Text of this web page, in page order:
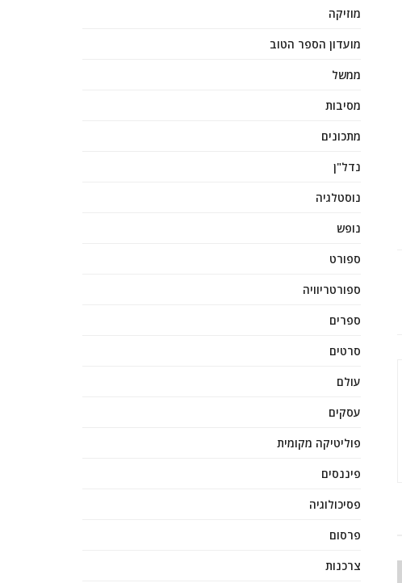
מוזיקה
מועדון הספר הטוב
ממשל
מסיבות
מתכונים
נדל"ן
נוסטלגיה
נופש
ספורט
ספורטריוויה
ספרים
סרטים
עולם
עסקים
פוליטיקה מקומית
פיננסים
פסיכולוגיה
פרסום
צרכנות